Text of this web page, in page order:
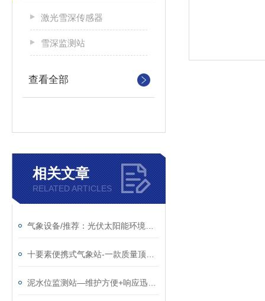
激光雪深传感器
雪深监测站
查看全部
相关文章
RELATED ARTICLES